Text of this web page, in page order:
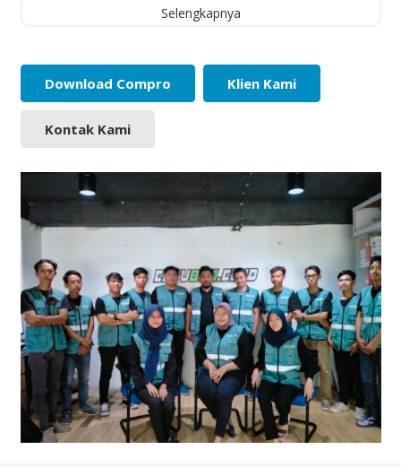
Selengkapnya
Download Compro Klien Kami
Kontak Kami